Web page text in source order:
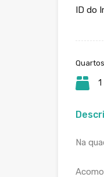
ID do
Quartos
1
Na